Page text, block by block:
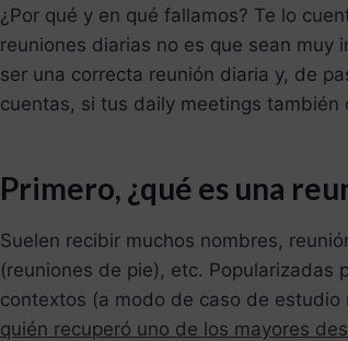
¿Por qué y en qué fallamos? Te lo
reuniones diarias no es que sean
ser una correcta reunión diaria y, de
cuentas, si tus daily meetings también
Primero, ¿qué es una
Suelen recibir muchos nombres,
(reuniones de pie), etc. Popularizadas
contextos (a modo de caso de
quién recuperó uno de los mayores